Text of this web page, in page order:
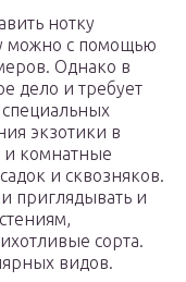
нотку
можно с помощью
Однако в
дело и требует
экзотики в
комнатные
и сквозняков.
приглядывать и
сорта.
видов.